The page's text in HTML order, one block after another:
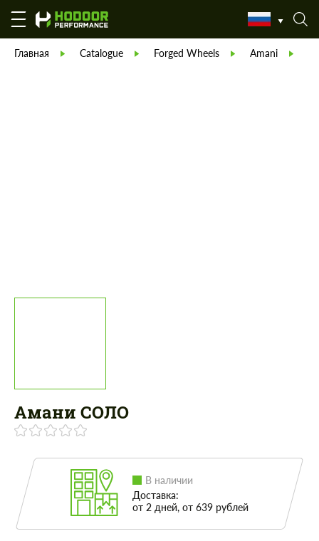
Главная Catalogue Forged Wheels Amani
Амани СОЛО
В наличии
Доставка:
от 2 дней, от 639 рублей